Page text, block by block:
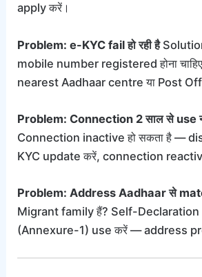
apply करें।
Problem: e-KYC fail हो रही है
mobile number registered होना
nearest Aadhaar centre या Post
Problem: Connection 2 साल से use
Connection inactive हो सकता है —
KYC update करें, connection
Problem: Address Aadhaar से
Migrant family हैं? Self-Declaration
(Annexure-1) use करें — address